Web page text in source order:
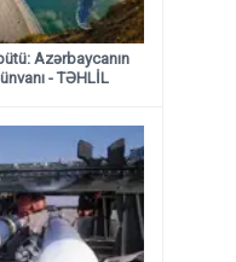
Azərbaycanın
- TƏHLİL